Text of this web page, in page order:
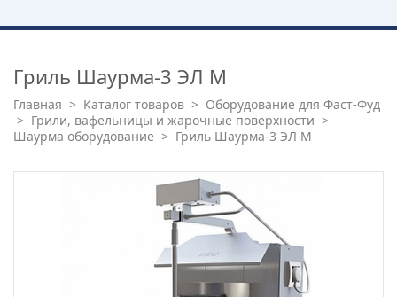
Гриль Шаурма-3 ЭЛ М
Главная > Каталог товаров > Оборудование для Фаст-Фуд
> Грили, вафельницы и жарочные поверхности >
Шаурма оборудование > Гриль Шаурма-3 ЭЛ М